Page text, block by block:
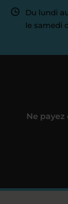
Du lundi
le samedi
Ne payez